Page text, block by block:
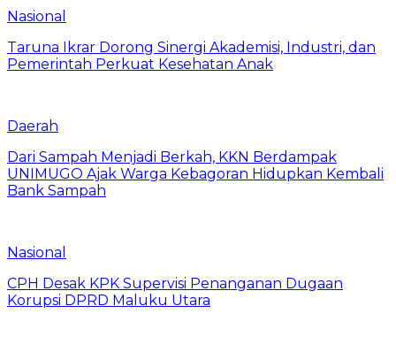
Nasional
Taruna Ikrar Dorong Sinergi Akademisi, Industri, dan
Pemerintah Perkuat Kesehatan Anak
Daerah
Dari Sampah Menjadi Berkah, KKN Berdampak
UNIMUGO Ajak Warga Kebagoran Hidupkan Kembali
Bank Sampah
Nasional
CPH Desak KPK Supervisi Penanganan Dugaan
Korupsi DPRD Maluku Utara